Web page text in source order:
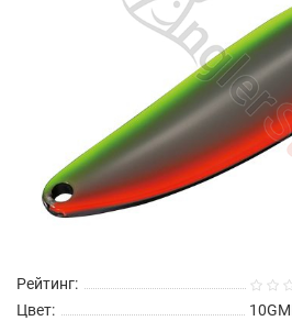
Рейтинг:
Цвет: